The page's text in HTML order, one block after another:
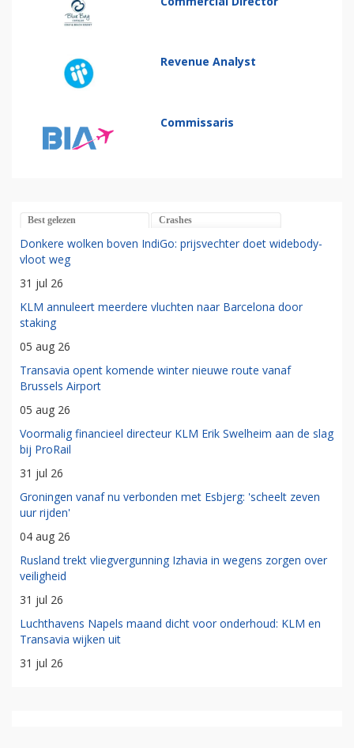
Revenue Analyst
Commissaris
Best gelezen Crashes
Donkere wolken boven IndiGo: prijsvechter doet widebody-
vloot weg
31 jul 26
KLM annuleert meerdere vluchten naar Barcelona door
staking
05 aug 26
Transavia opent komende winter nieuwe route vanaf
Brussels Airport
05 aug 26
Voormalig financieel directeur KLM Erik Swelheim aan de slag
bij ProRail
31 jul 26
Groningen vanaf nu verbonden met Esbjerg: 'scheelt zeven
uur rijden'
04 aug 26
Rusland trekt vliegvergunning Izhavia in wegens zorgen over
veiligheid
31 jul 26
Luchthavens Napels maand dicht voor onderhoud: KLM en
Transavia wijken uit
31 jul 26